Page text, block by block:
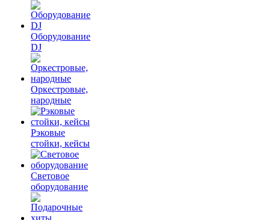
Оборудование
DJ
Оркестровые,
народные
Рэковые
стойки, кейсы
Световое
оборудование